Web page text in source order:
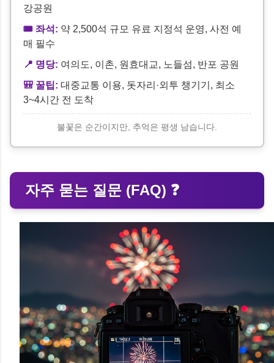
강공원
🎟 좌석: 약 2,500석 규모 유료 지정석 운영, 사전 예
매 필수
📍 명당: 여의도, 이촌, 원효대교, 노들섬, 반포 공원
🎒 꿀팁: 대중교통 이용, 돗자리·외투 챙기기, 최소
3~4시간 전 도착
불꽃은 순간이지만, 추억은 평생 남습니다.
자주 묻는 질문 (FAQ) ❓